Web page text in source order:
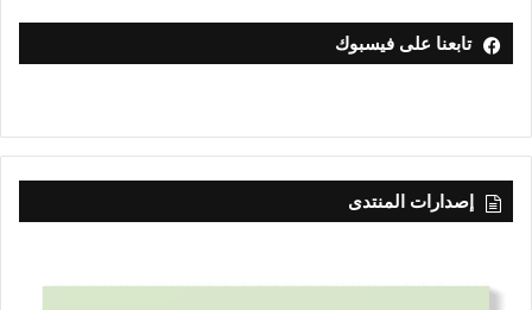
تابعنا على فيسبوك
إصدارات المنتدى